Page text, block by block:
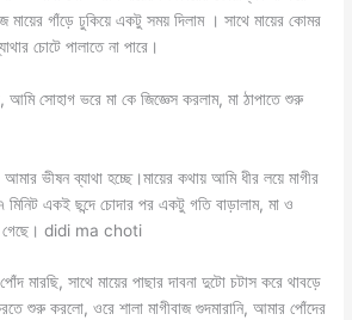
মায়ের গাঁড়ে ঢুকিয়ে একটু সময় দিলাম । সাথে মায়ের কোমর
চোটে পালাতে না পারে।
আমি সোহাগ ভরে মা কে জিজ্ঞেস করলাম, মা ঠাপাতে শুরু
ভীষন ব্যাথা হচ্ছে।মায়ের কথায় আমি ধীর লয়ে মাগীর
একই ছন্দে চোদার পর একটু গতি বাড়ালাম, মা ও
গেছে। didi ma choti
মারছি, সাথে মায়ের পাছার দাবনা দুটো চটাস করে থাবড়ে
শুরু করলো, ওরে শালা মাগীবাজ গুদমারানি, আমার পোঁদের